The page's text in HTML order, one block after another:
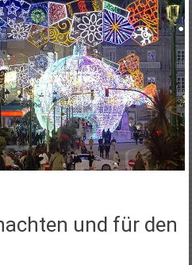
und für den